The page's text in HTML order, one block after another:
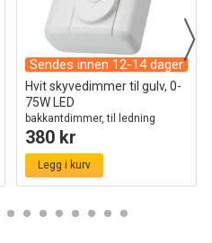
Sendes innen 12-14 dager
Hvit skyvedimmer til gulv, 0-
75W LED
bakkantdimmer, til ledning
380 kr
Legg i kurv